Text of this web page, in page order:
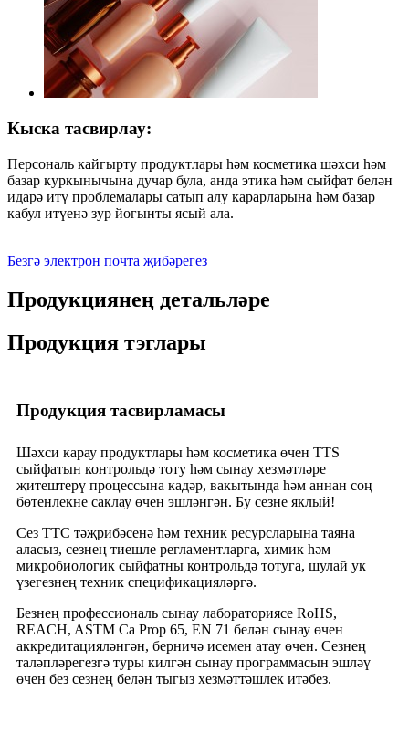
Кыска тасвирлау:
Персональ кайгырту продуктлары һәм косметика шәхси һәм
базар куркынычына дучар була, анда этика һәм сыйфат белән
идарә итү проблемалары сатып алу карарларына һәм базар
кабул итүенә зур йогынты ясый ала.
Безгә электрон почта җибәрегез
Продукциянең детальләре
Продукция тэглары
Продукция тасвирламасы
Шәхси карау продуктлары һәм косметика өчен TTS
сыйфатын контрольдә тоту һәм сынау хезмәтләре
җитештерү процессына кадәр, вакытында һәм аннан соң
бөтенлекне саклау өчен эшләнгән. Бу сезне яклый!
Сез ТТС тәҗрибәсенә һәм техник ресурсларына таяна
аласыз, сезнең тиешле регламентларга, химик һәм
микробиологик сыйфатны контрольдә тотуга, шулай ук ​​
үзегезнең техник спецификацияләргә.
Безнең профессиональ сынау лабораториясе RoHS,
REACH, ASTM Ca Prop 65, EN 71 белән сынау өчен
аккредитацияләнгән, берничә исемен атау өчен. Сезнең
таләпләрегезгә туры килгән сынау программасын эшләү
өчен без сезнең белән тыгыз хезмәттәшлек итәбез.